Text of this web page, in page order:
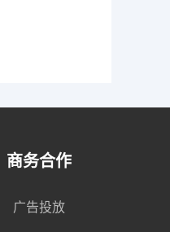
商务合作
广告投放